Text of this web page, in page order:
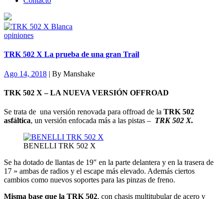
opiniones
TRK 502 X La prueba de una gran Trail
Ago 14, 2018 | By Manshake
TRK 502 X – LA NUEVA VERSIÓN OFFROAD
Se trata de una versión renovada para offroad de la TRK 502
asfáltica, un versión enfocada más a las pistas – TRK 502 X.
BENELLI TRK 502 X
Se ha dotado de llantas de 19″ en la parte delantera y en la trasera de
17 » ambas de radios y el escape más elevado. Además ciertos
cambios como nuevos soportes para las pinzas de freno.
Misma base que la TRK 502, con chasis multitubular de acero y